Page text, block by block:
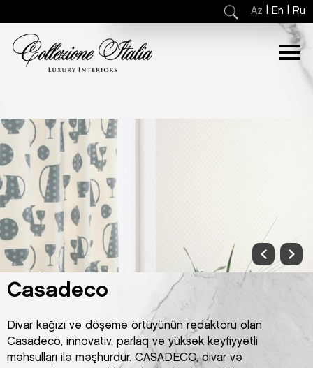
Az En Ru
Casadeco
Divar kağızı və döşəmə örtüyünün redaktoru olan
Casadeco, innovativ, parlaq və yüksək keyfiyyətli
məhsulları ilə məşhurdur. CASADECO, divar və